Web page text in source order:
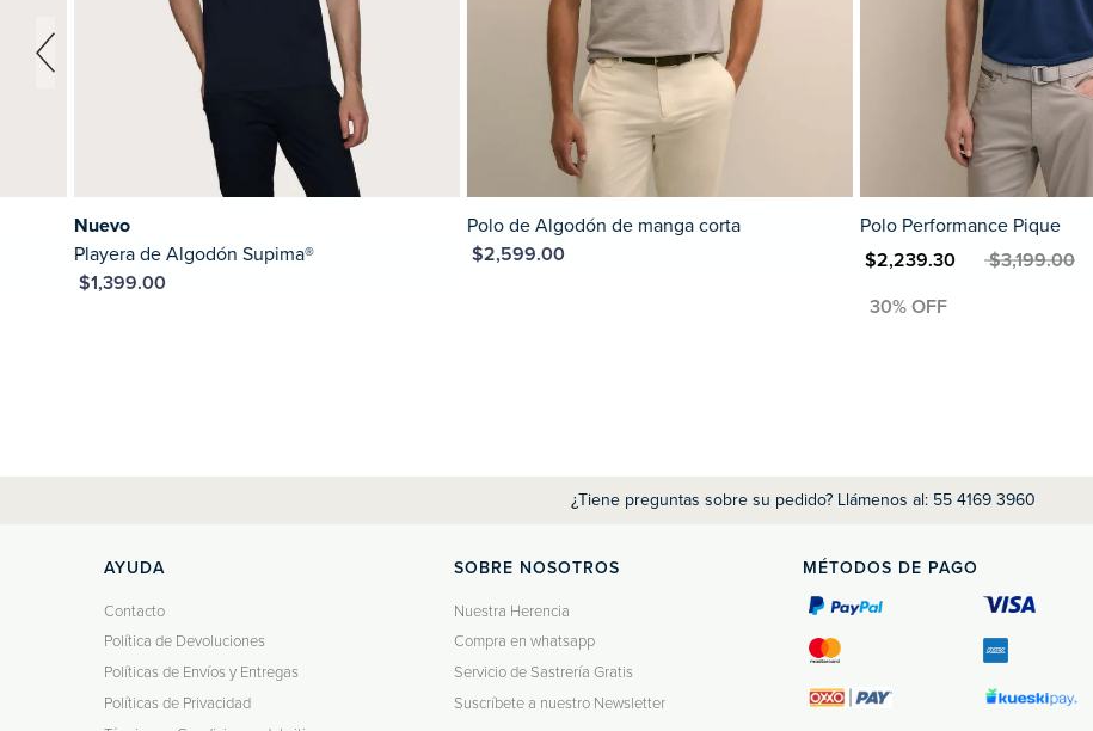
Nuevo
Playera de Algodón Supima®
$1,399.00
Polo de Algodón de manga corta
MXN $2,599.00
Polo Performance Pique
MXN $2,239.30MXN $3,199.00
¿Tiene preguntas sobre su pedido? Llámenos al: 55 4169 3960
AYUDA
Contacto
Política de Devoluciones
Políticas de Envíos y Entregas
Políticas de Privacidad
SOBRE NOSOTROS
Nuestra Herencia
Compra en whatsapp
Servicio de Sastrería Gratis
Suscríbete a nuestro Newsletter
MÉTODOS DE PAGO